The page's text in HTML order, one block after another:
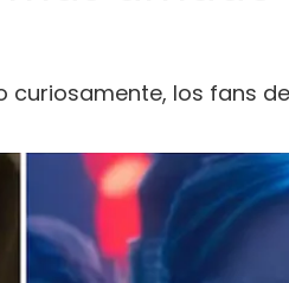
los fans